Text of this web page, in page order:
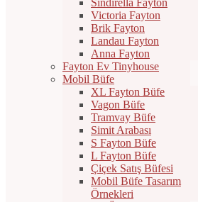
Sindirella Fayton
Victoria Fayton
Brik Fayton
Landau Fayton
Anna Fayton
Fayton Ev Tinyhouse
Mobil Büfe
XL Fayton Büfe
Vagon Büfe
Tramvay Büfe
Simit Arabası
S Fayton Büfe
L Fayton Büfe
Çiçek Satış Büfesi
Mobil Büfe Tasarım
Örnekleri